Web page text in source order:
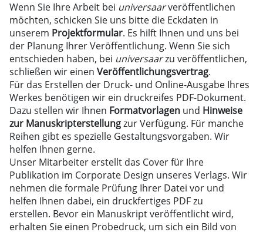
Wenn Sie Ihre Arbeit bei universaarveröffentlichen
möchten, schicken Sie uns bitte die Eckdaten in
unserem Projektformular. Es hilft Ihnen und uns bei
der Planung Ihrer Veröffentlichung. Wenn Sie sich
entschieden haben, bei universaarzu veröffentlichen,
schließen wir einen Veröffentlichungsvertrag.
Für das Erstellen der Druck- und Online-Ausgabe Ihres
Werkes benötigen wir ein druckreifes PDF-Dokument.
Dazu stellen wir Ihnen Formatvorlagen und Hinweise
zur Manuskripterstellungzur Verfügung. Für manche
Reihen gibt es spezielle Gestaltungsvorgaben. Wir
helfen Ihnen gerne.
Unser Mitarbeiter erstellt das Cover für Ihre
Publikation im Corporate Design unseres Verlags. Wir
nehmen die formale Prüfung Ihrer Datei vor und
helfen Ihnen dabei, ein druckfertiges PDF zu
erstellen. Bevor ein Manuskript veröffentlicht wird,
erhalten Sie einen Probedruck, um sich ein Bild von